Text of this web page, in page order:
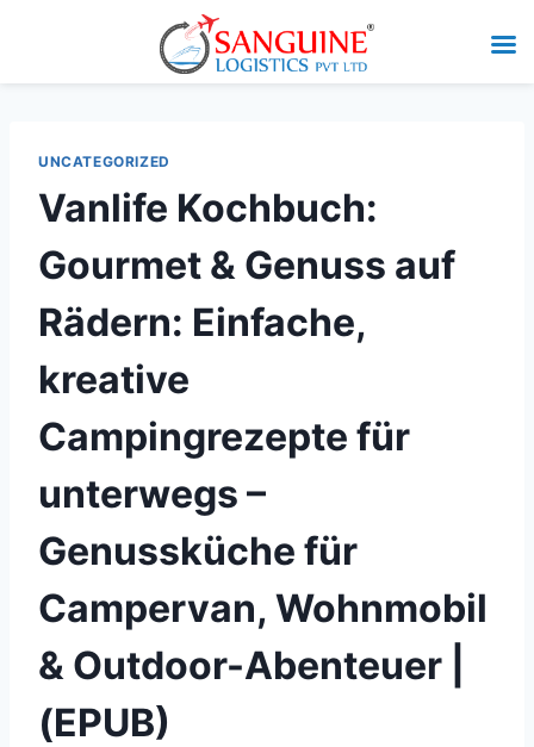
UNCATEGORIZED
Vanlife Kochbuch:
Gourmet & Genuss auf
Rädern: Einfache,
kreative
Campingrezepte für
unterwegs –
Genussküche für
Campervan, Wohnmobil
& Outdoor-Abenteuer |
(EPUB)